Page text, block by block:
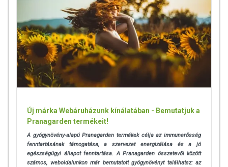
egészséges életmódot! A termék nem gyógyít betegségeket! A termék
nem az orvosi kezelés helyettesítésére alkalmas! Betegség esetén
használatát beszélje meg kezelőorvosával. Az ajánlott napi
fogyasztási mennyiséget ne lépje túl! Ne szedje a készítményt, ha az
összetevők bármelyikére érzékeny vagy allergiás! Kisgyermektől
elzárva tartandó!
Új márka Webáruházunk kínálatában - Bemutatjuk a
Pranagarden termékeit!
A gyógynövény-alapú Pranagarden termékek célja az immunerősség
fenntartásának támogatása, a szervezet energizálása és a jó
egészségügyi állapot fenntartása. A Pranagarden összetevői között
számos, weboldalunkon már bemutatott gyógynövényt találhatsz: az